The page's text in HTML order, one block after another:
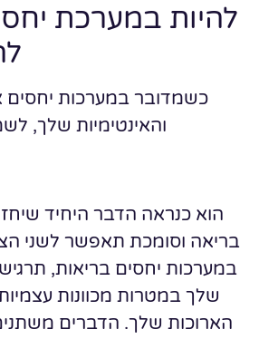
להיות במערכת
כשמדובר במערכות יחסים
והאינטימיות שלך,
הוא כנראה הדבר היחיד
בריאה וסומכת תאפשר לשני
במערכות יחסים בריאות,
שלך במטרות מכוונות
הארוכות שלך. הדברים